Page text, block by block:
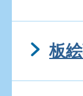
板